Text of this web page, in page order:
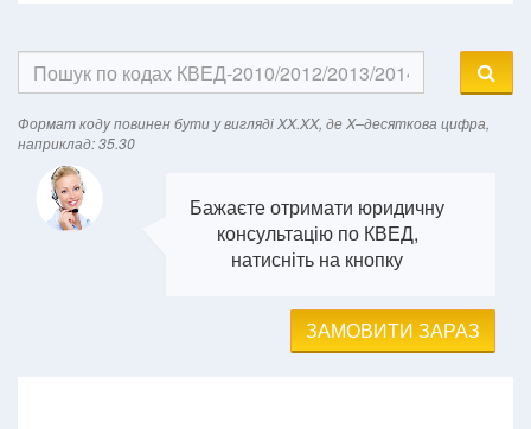
Формат кодy повинен бути у вигляді XX.XX, де X–десяткова цифра,
наприклад: 35.30
Бажаєте отримати юридичну
консультацію по КВЕД,
натисніть на кнопку
ЗАМОВИТИ ЗАРАЗ